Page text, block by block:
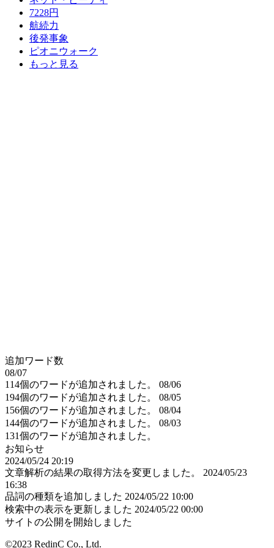
7228円
航続力
後発事象
ピオニウォーク
もっと見る
追加ワード数
08/07
114個のワードが追加されました。
08/06
194個のワードが追加されました。
08/05
156個のワードが追加されました。
08/04
144個のワードが追加されました。
08/03
131個のワードが追加されました。
お知らせ
2024/05/24 20:19
文章解析の結果の取得方法を変更しました。
2024/05/23
16:38
品詞の種類を追加しました 2024/05/22 10:00
検索中の表示を更新しました 2024/05/22 00:00
サイトの公開を開始しました
©2023 RedinC Co., Ltd.